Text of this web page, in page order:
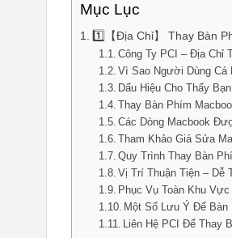
Mục Lục
1️⃣【Địa Chỉ】 Thay Bàn
Công Ty PCI – Địa Chỉ
Vì Sao Người Dùng Cá
Dấu Hiệu Cho Thấy
Thay Bàn Phím
Các Dòng Macbook
Tham Khảo Giá Sửa
Quy Trình Thay Bàn
Vị Trí Thuận Tiện – Dễ
Phục Vụ Toàn Khu
Một Số Lưu Ý Để
Liên Hệ PCI Để Thay